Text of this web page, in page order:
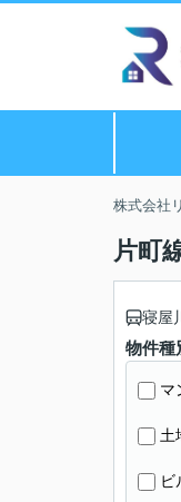
株式会社
片町
寝屋
物件種
マ
土
ビ